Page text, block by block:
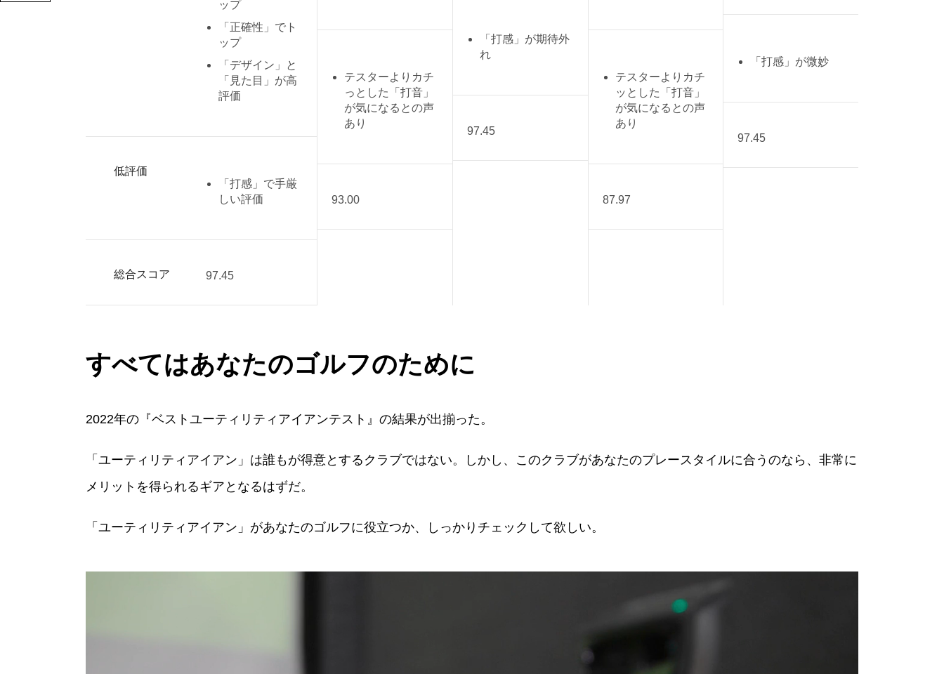
ップ
「正確性」でト
ップ
「デザイン」と
「見た目」が高
評価
低評価
「打感」で手厳
しい評価
総合スコア 97.45
テスターよりカチ
っとした「打音」
が気になるとの声
あり
93.00
「打感」が期待外
れ
97.45
テスターよりカチ
ッとした「打音」
が気になるとの声
あり
87.97
「打感」が微妙
97.45
すべてはあなたのゴルフのために
2022年の『ベストユーティリティアイアンテスト』の結果が出揃った。
「ユーティリティアイアン」は誰もが得意とするクラブではない。しかし、このクラブがあなたのプレースタイルに合うのなら、非常に
メリットを得られるギアとなるはずだ。
「ユーティリティアイアン」があなたのゴルフに役立つか、しっかりチェックして欲しい。